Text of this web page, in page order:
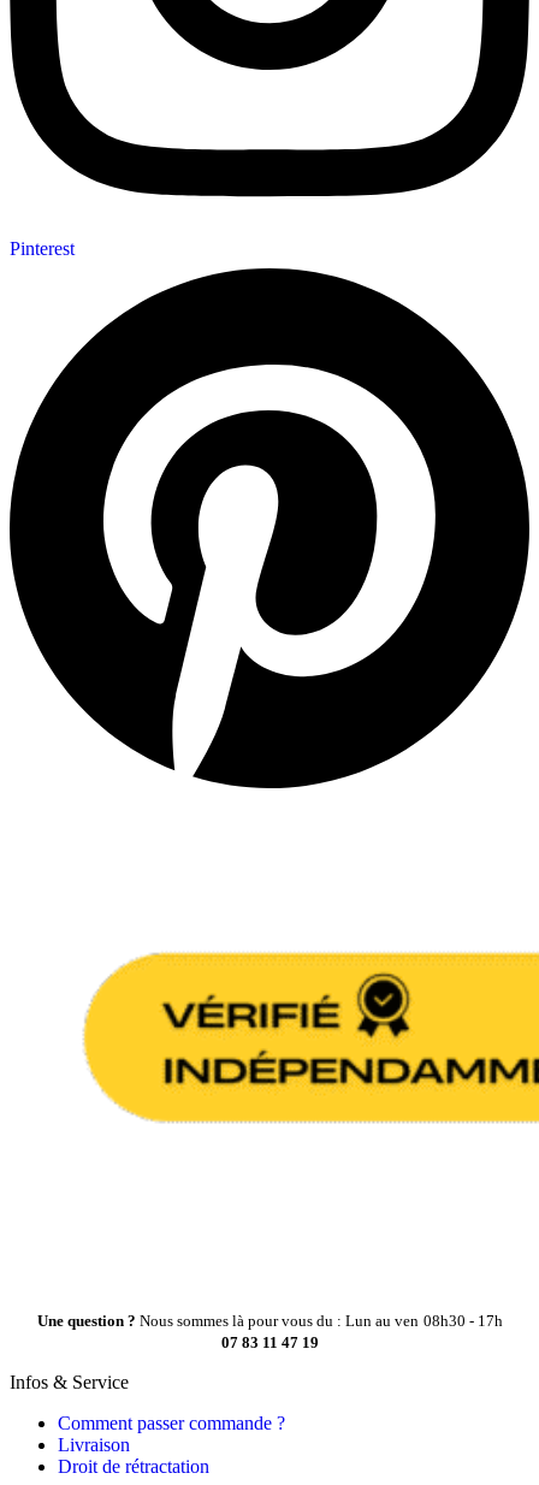
Pinterest
Une question ? Nous sommes là pour vous du : Lun au ven 08h30 - 17h
07 83 11 47 19
Infos & Service
Comment passer commande ?
Livraison
Droit de rétractation